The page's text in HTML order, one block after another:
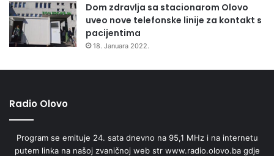
Dom zdravlja sa stacionarom Olovo
uveo nove telefonske linije za kontakt s
pacijentima
18. Januara 2022.
Radio Olovo
Program se emituje 24. sata dnevno na 95,1 MHz i na internetu
putem linka na našoj zvaničnoj web str www.radio.olovo.ba gdje